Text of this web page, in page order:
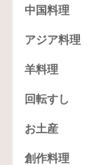
中国料理
アジア料理
羊料理
回転すし
お土産
創作料理